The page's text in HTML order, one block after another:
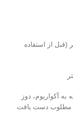
روزانه: ۱ میلی لیتر در هر ۳۰ لیتر (قبل از استفاده
آکواریوم، دوز
مطلوب دست یافت